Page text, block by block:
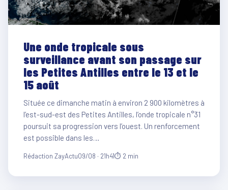
Une onde tropicale sous
surveillance avant son passage sur
les Petites Antilles entre le 13 et le
15 août
Située ce dimanche matin à environ 2 900 kilomètres à
l’est-sud-est des Petites Antilles, l’onde tropicale n°31
poursuit sa progression vers l’ouest. Un renforcement
est possible dans les…
Rédaction ZayActu09/08 · 21h41⏱ 2 min